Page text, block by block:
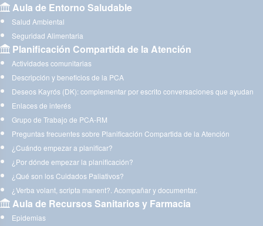
Aula de Entorno Saludable
Salud Ambiental
Seguridad Alimentaria
Planificación Compartida de la Atención
Actividades comunitarias
Descripción y beneficios de la PCA
Deseos Kayrós (DK): complementar por escrito conversaciones que ayudan
Enlaces de interés
Grupo de Trabajo de PCA-RM
Preguntas frecuentes sobre Planificación Compartida de la Atención
¿Cuándo empezar a planificar?
¿Por dónde empezar la planificación?
¿Qué son los Cuidados Paliativos?
¿Verba volant, scripta manent?. Acompañar y documentar.
Aula de Recursos Sanitarios y Farmacia
Epidemias